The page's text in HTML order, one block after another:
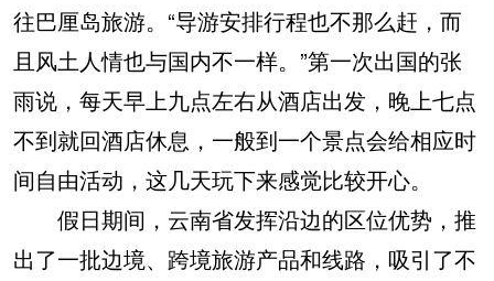
往巴厘岛旅游。“导游安排行程也不那么赶，而
且风土人情也与国内不一样。”第一次出国的张
雨说，每天早上九点左右从酒店出发，晚上七点
不到就回酒店休息，一般到一个景点会给相应时
间自由活动，这几天玩下来感觉比较开心。
假日期间，云南省发挥沿边的区位优势，推
出了一批边境、跨境旅游产品和线路，吸引了不